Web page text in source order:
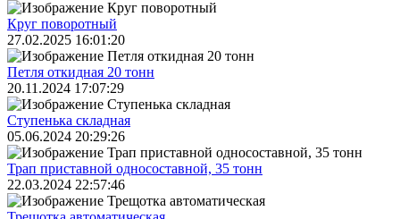
Круг поворотный
27.02.2025 16:01:20
Петля откидная 20 тонн
20.11.2024 17:07:29
Ступенька складная
05.06.2024 20:29:26
Трап приставной односоставной, 35 тонн
22.03.2024 22:57:46